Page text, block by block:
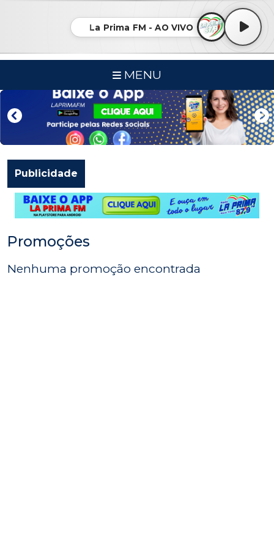
La Prima FM - AO VIVO
MENU
Publicidade
Promoções
Nenhuma promoção encontrada